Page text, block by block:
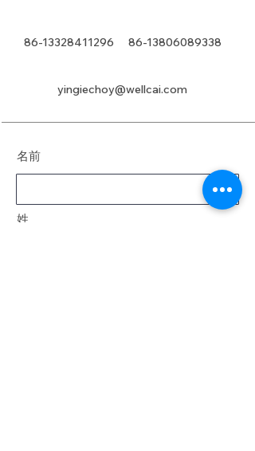
86-13328411296 86-13806089338
yingiechoy@wellcai.com
名前
姓